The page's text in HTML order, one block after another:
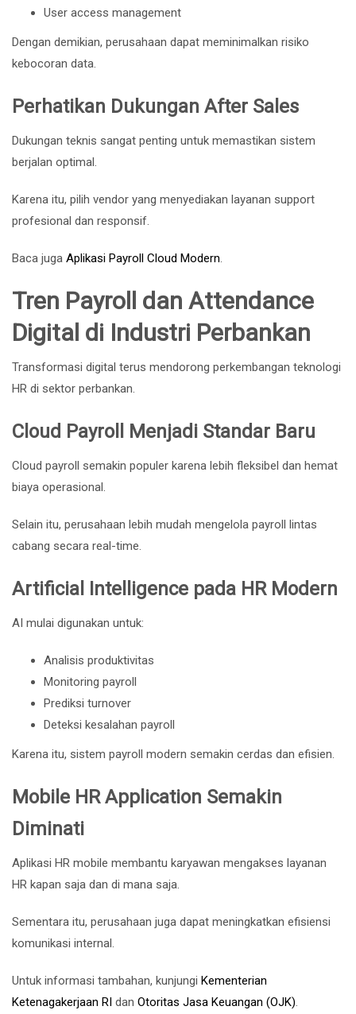
User access management
Dengan demikian, perusahaan dapat meminimalkan risiko
kebocoran data.
Perhatikan Dukungan After Sales
Dukungan teknis sangat penting untuk memastikan sistem
berjalan optimal.
Karena itu, pilih vendor yang menyediakan layanan support
profesional dan responsif.
Baca juga Aplikasi Payroll Cloud Modern.
Tren Payroll dan Attendance
Digital di Industri Perbankan
Transformasi digital terus mendorong perkembangan teknologi
HR di sektor perbankan.
Cloud Payroll Menjadi Standar Baru
Cloud payroll semakin populer karena lebih fleksibel dan hemat
biaya operasional.
Selain itu, perusahaan lebih mudah mengelola payroll lintas
cabang secara real-time.
Artificial Intelligence pada HR Modern
AI mulai digunakan untuk:
Analisis produktivitas
Monitoring payroll
Prediksi turnover
Deteksi kesalahan payroll
Karena itu, sistem payroll modern semakin cerdas dan efisien.
Mobile HR Application Semakin
Diminati
Aplikasi HR mobile membantu karyawan mengakses layanan
HR kapan saja dan di mana saja.
Sementara itu, perusahaan juga dapat meningkatkan efisiensi
komunikasi internal.
Untuk informasi tambahan, kunjungi Kementerian
Ketenagakerjaan RI dan Otoritas Jasa Keuangan (OJK).